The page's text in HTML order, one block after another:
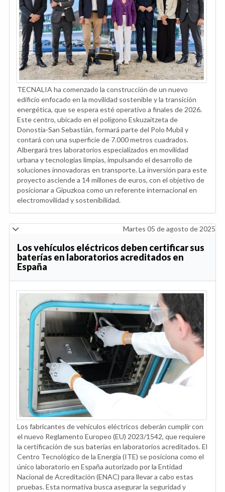
TECNALIA ha comenzado la construcción de un nuevo
edificio enfocado en la movilidad sostenible y la transición
energética, que se espera esté operativo a finales de 2026.
Este centro, ubicado en el polígono Eskuzaitzeta de
Donostia-San Sebastián, formará parte del Polo Mubil y
contará con una superficie de 7.000 metros cuadrados.
Albergará tres laboratorios especializados en movilidad
urbana y tecnologías limpias, impulsando el desarrollo de
soluciones innovadoras en transporte. La inversión para este
proyecto asciende a 14 millones de euros, con el objetivo de
posicionar a Gipuzkoa como un referente internacional en
electromovilidad y sostenibilidad.
Martes 05 de agosto de 2025
Los vehículos eléctricos deben certificar sus
baterías en laboratorios acreditados en
España
Los fabricantes de vehículos eléctricos deberán cumplir con
el nuevo Reglamento Europeo (EU) 2023/1542, que requiere
la certificación de sus baterías en laboratorios acreditados. El
Centro Tecnológico de la Energía (ITE) se posiciona como el
único laboratorio en España autorizado por la Entidad
Nacional de Acreditación (ENAC) para llevar a cabo estas
pruebas. Esta normativa busca asegurar la seguridad y